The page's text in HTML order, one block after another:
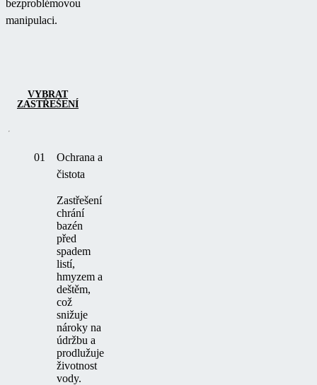
bezproblémovou
manipulaci.
VYBRAT
ZASTŘEŠENÍ
01
Ochrana a
čistota
Zastřešení
chrání
bazén
před
spadem
listí,
hmyzem a
deštěm,
což
snižuje
nároky na
údržbu a
prodlužuje
životnost
vody.